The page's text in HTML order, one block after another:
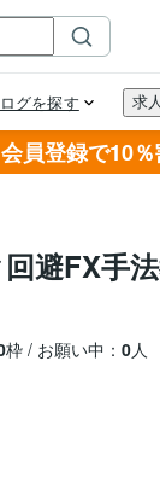
会員登録で10
避FX手
枠 / お願い中： 0人